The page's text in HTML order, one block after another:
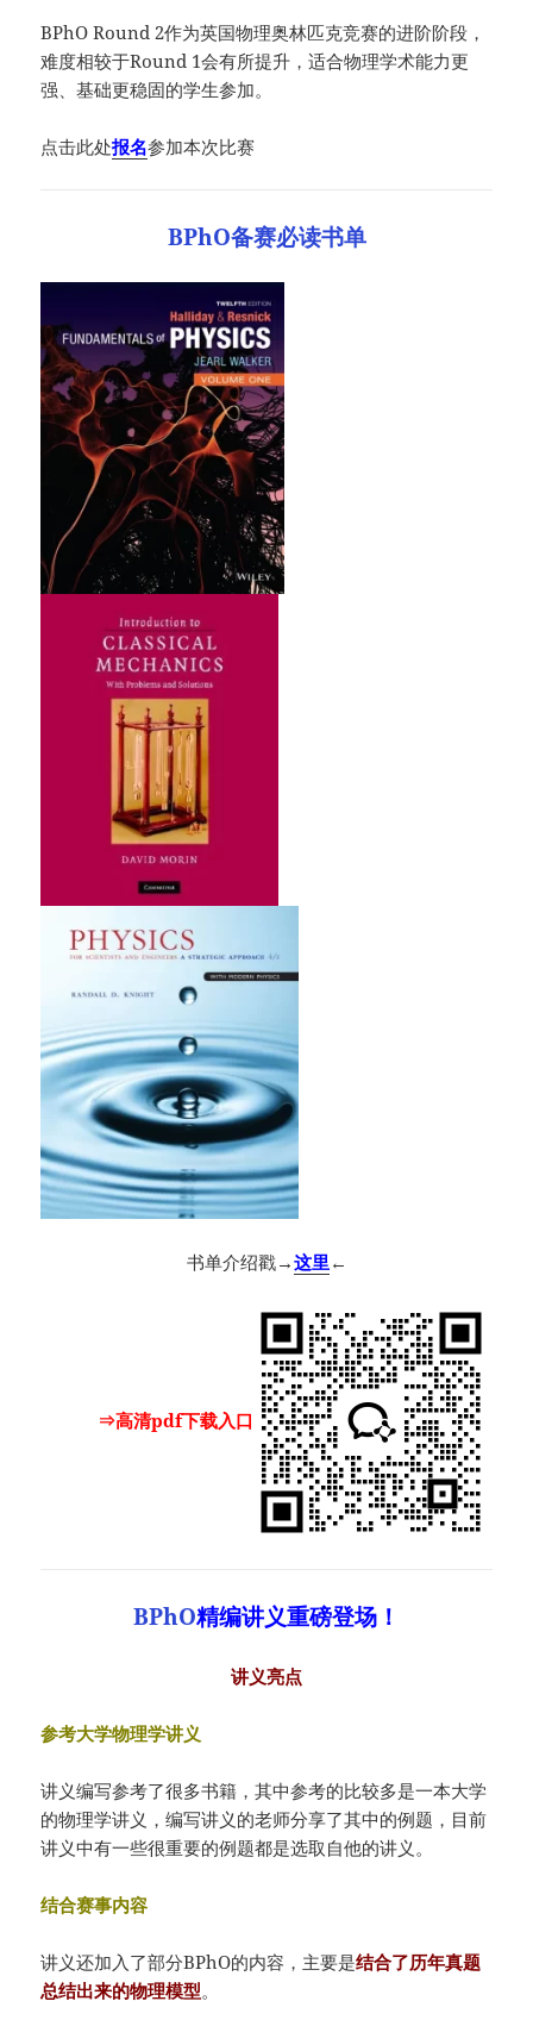
BPhO Round 2作为英国物理奥林匹克竞赛的进阶阶段，
难度相较于Round 1会有所提升，适合物理学术能力更
强、基础更稳固的学生参加。
点击此处报名参加本次比赛
BPhO备赛必读书单
书单介绍戳→这里 ←
⇒高清pdf下载入口
BPhO精编讲义重磅登场！
讲义亮点
参考大学物理学讲义
讲义编写参考了很多书籍，其中参考的比较多是一本大学
的物理学讲义，编写讲义的老师分享了其中的例题，目前
讲义中有一些很重要的例题都是选取自他的讲义。
结合赛事内容
讲义还加入了部分BPhO的内容，主要是结合了历年真题
总结出来的物理模型。